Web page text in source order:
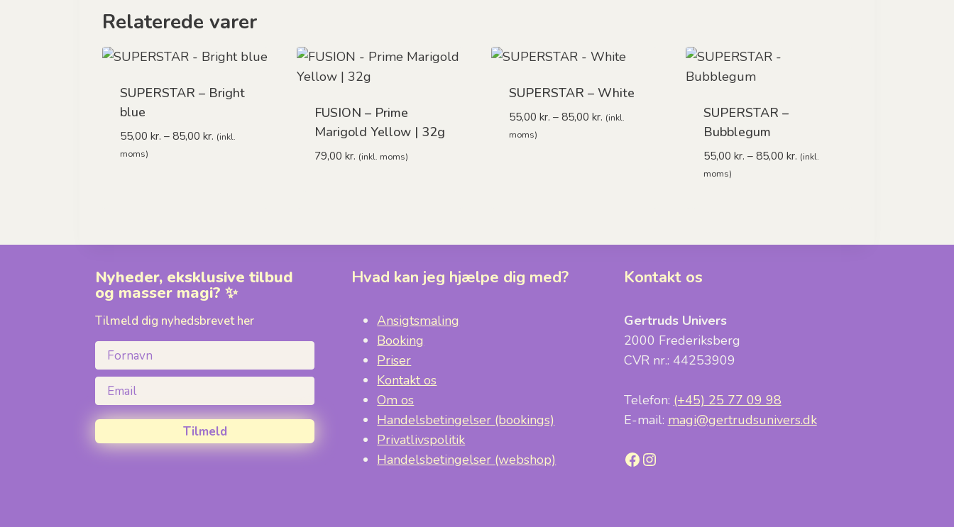
Relaterede varer
SUPERSTAR – Bright
blue
55,00 kr. –85,00 kr. Prisinterval:
(inkl.
moms)
FUSION – Prime
Marigold Yellow | 32g
79,00 kr. (inkl. moms)
SUPERSTAR – White
55,00 kr. –85,00 kr. Prisinterval:
(inkl.
moms)
SUPERSTAR –
Bubblegum
55,00 kr. –85,00 kr. Prisinterval:
(inkl.
moms)
Nyheder, eksklusive tilbud
og masser magi? ✨
Tilmeld dig nyhedsbrevet her
Fornavn
Email
Tilmeld
Hvad kan jeg hjælpe dig med?
Ansigtsmaling
Booking
Priser
Kontakt os
Om os
Handelsbetingelser (bookings)
Privatlivspolitik
Handelsbetingelser (webshop)
Kontakt os
Gertruds Univers
2000 Frederiksberg
CVR nr.: 44253909
Telefon: (+45) 25 77 09 98
E-mail: magi@gertrudsunivers.dk
Facebook
Instagram